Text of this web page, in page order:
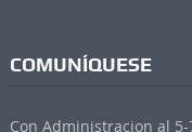
COMUNÍQUESE
Con Administracion al 5-